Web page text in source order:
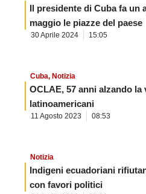
Il presidente di Cuba fa un
maggio le piazze del paese
30 Aprile 2024 15:05
Cuba, Notizia
OCLAE, 57 anni alzando
latinoamericani
11 Agosto 2023 08:53
Notizia
Indigeni ecuadoriani
con favori politici